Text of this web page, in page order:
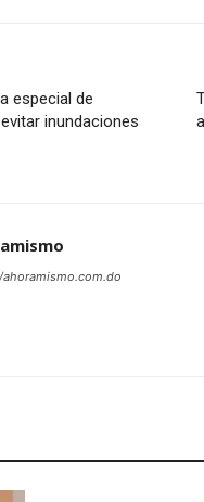
especial de
inundaciones